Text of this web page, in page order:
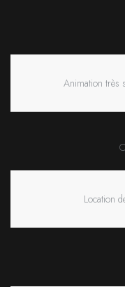
Animation très
Location